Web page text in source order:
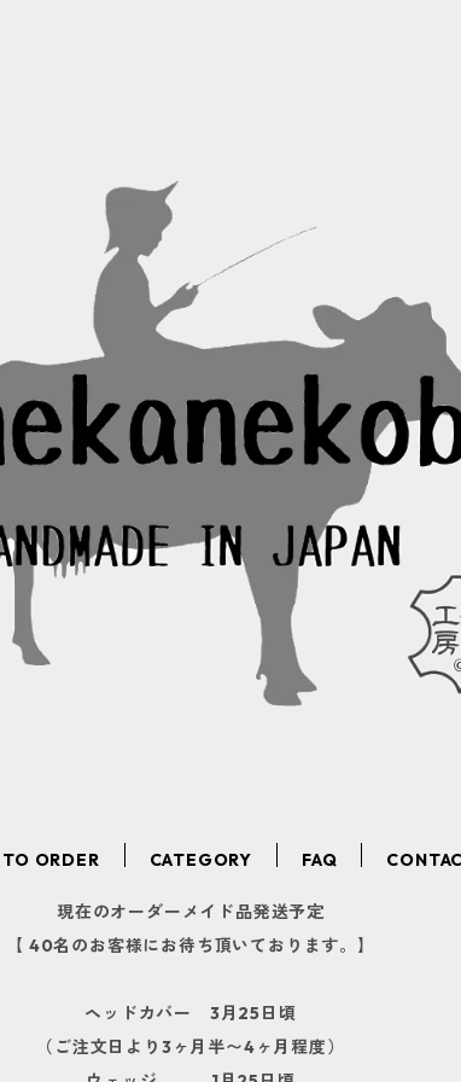
ORDER CATEGORY FAQ
現在のオーダーメイド品発送予定
【 40名のお客様にお待ち頂いております。】
ヘッドカバー 3月25日頃
（ご注文日より3ヶ月半〜4ヶ月程度）